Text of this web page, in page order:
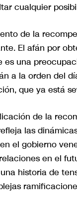
cualquier
de la
El afán por
es una
a la orden del
que ya está
de la
las
el gobierno
en el
historia de